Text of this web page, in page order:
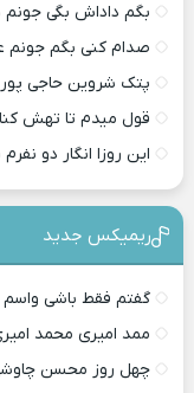
بگم داداش بگی جونم
صدام کنی بگم جونم
پتک شروین حاجی پور
قول میدم تا تهش
این روزا انگار دو
ریمیکس جدید
گفتم فقط باشی واسم
ممد امیری محمد
چهل روز محسن